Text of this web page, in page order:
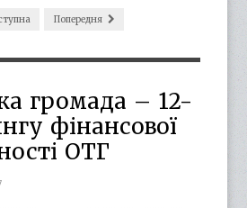
Попередня
громада – 12-
фінансової
ОТГ